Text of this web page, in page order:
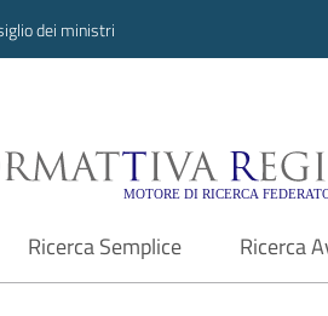
dei ministri
Ricerca Semplice Ricerca